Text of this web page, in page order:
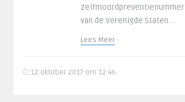
zelfmoordpreventienummer
van de Verenigde Staten. ..
Lees Meer
12 oktober 2017 om 12:46